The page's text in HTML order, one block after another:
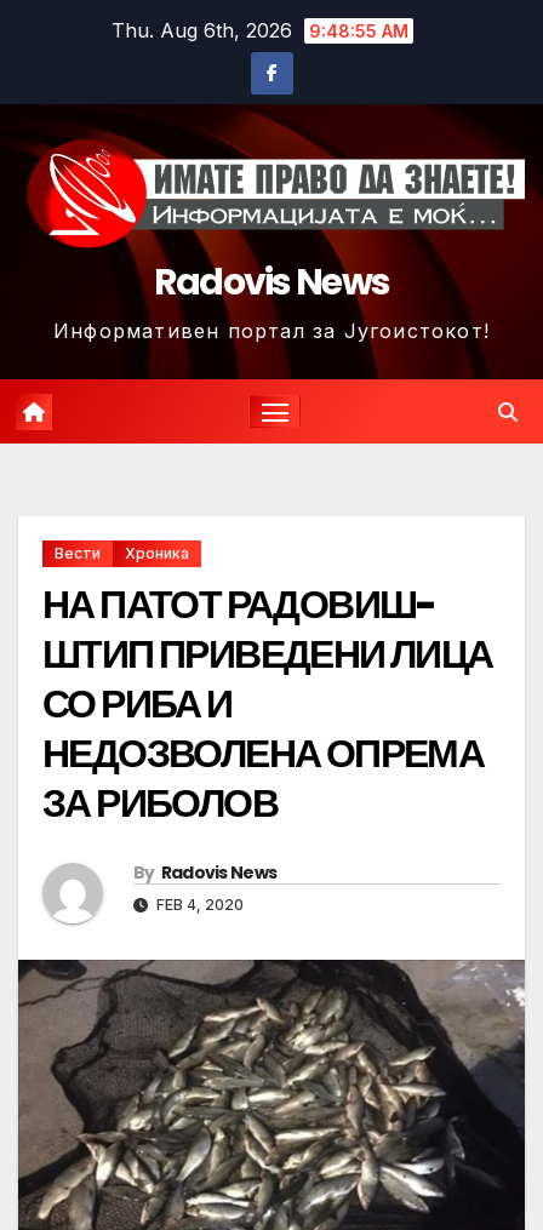
Thu. Aug 6th, 2026 9:48:58 AM
Radovis News
Информативен портал за Југоистокот!
Вести Хроника
НА ПАТОТ РАДОВИШ-
ШТИП ПРИВЕДЕНИ ЛИЦА
СО РИБА И
НЕДОЗВОЛЕНА ОПРЕМА
ЗА РИБОЛОВ
By Radovis News
FEB 4, 2020